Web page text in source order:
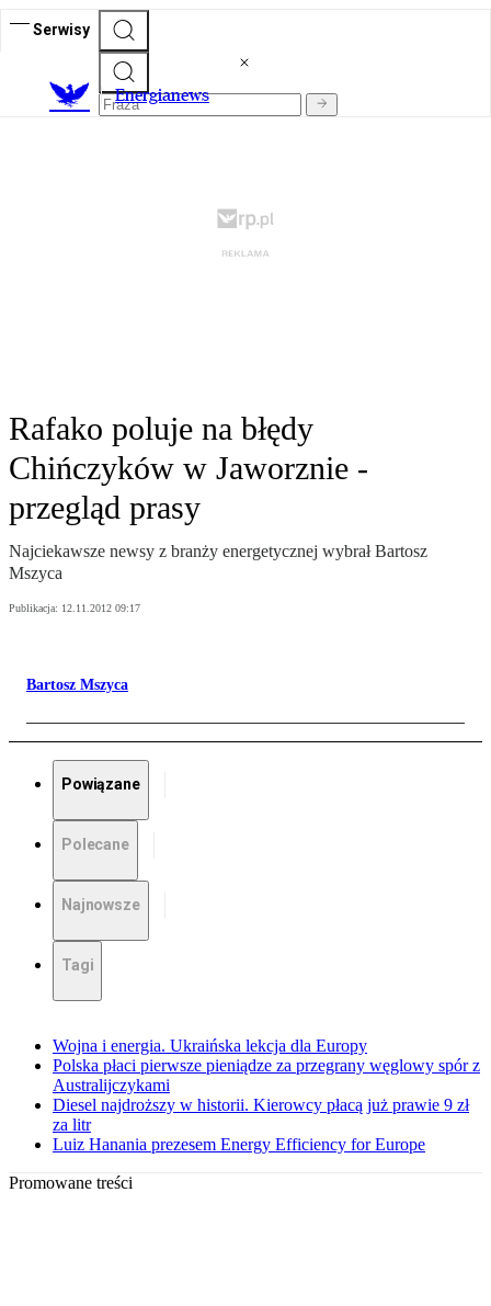
Serwisy
Energianews
Rafako poluje na błędy
Chińczyków w Jaworznie -
przegląd prasy
Najciekawsze newsy z branży energetycznej wybrał Bartosz
Mszyca
Publikacja: 12.11.2012 09:17
Bartosz Mszyca
Powiązane
Polecane
Najnowsze
Tagi
Wojna i energia. Ukraińska lekcja dla Europy
Polska płaci pierwsze pieniądze za przegrany węglowy spór z
Australijczykami
Diesel najdroższy w historii. Kierowcy płacą już prawie 9 zł
za litr
Luiz Hanania prezesem Energy Efficiency for Europe
Promowane treści